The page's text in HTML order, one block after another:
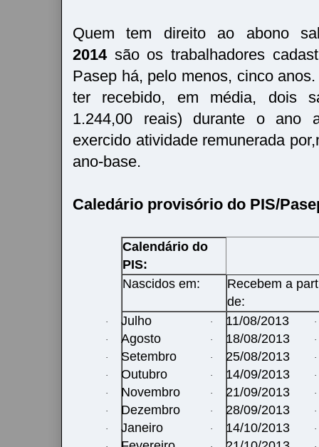
Quem tem direito ao abono
2014são os trabalhadores
Pasep há, pelo menos, cinco
ter recebido, em média, dois
1.244,00 reais) durante o ano
exercido atividade remunerada
ano-base.
Caledário provisório do PIS/
Calendário do
PIS:
Nascidos em:
Recebem a
de:
· Julho
· Agosto
· Setembro
· Outubro
· Novembro
· Dezembro
· Janeiro
· 11/08/2013
· 18/08/2013
· 25/08/2013
· 14/09/2013
· 21/09/2013
· 28/09/2013
· 14/10/2013
·
·
·
·
·
·
·